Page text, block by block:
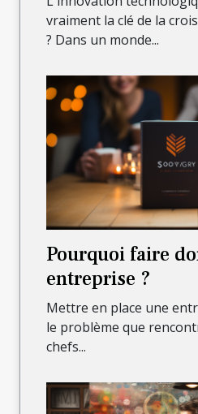
vraiment la clé de la
? Dans un monde...
Pourquoi faire
entreprise ?
Mettre en place une
le problème que
chefs...